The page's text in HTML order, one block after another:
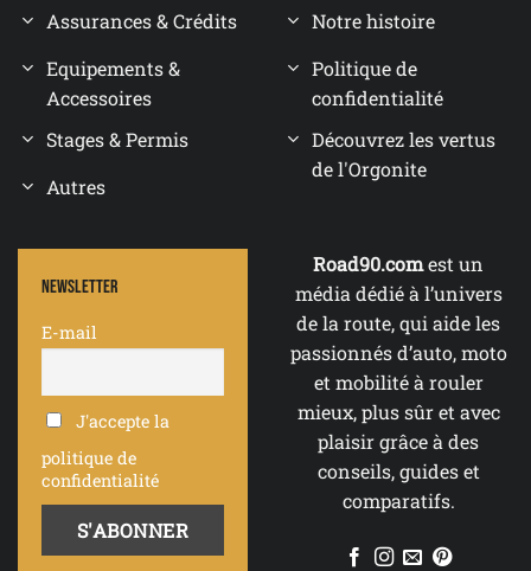
Assurances & Crédits
Equipements &
Accessoires
Stages & Permis
Autres
Notre histoire
Politique de
confidentialité
Découvrez les vertus
de l'Orgonite
Newsletter
E-mail
J'accepte la
politique de
confidentialité
Road90.comest un
média dédié à l’univers
de la route, qui aide les
passionnés d’auto, moto
et mobilité à rouler
mieux, plus sûr et avec
plaisir grâce à des
conseils, guides et
comparatifs.